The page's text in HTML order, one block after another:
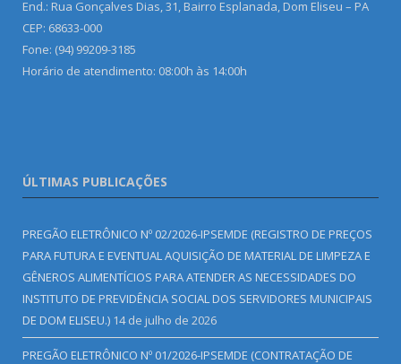
End.: Rua Gonçalves Dias, 31, Bairro Esplanada, Dom Eliseu – PA
CEP: 68633-000
Fone: (94) 99209-3185
Horário de atendimento: 08:00h às 14:00h
ÚLTIMAS PUBLICAÇÕES
PREGÃO ELETRÔNICO Nº 02/2026-IPSEMDE (REGISTRO DE PREÇOS
PARA FUTURA E EVENTUAL AQUISIÇÃO DE MATERIAL DE LIMPEZA E
GÊNEROS ALIMENTÍCIOS PARA ATENDER AS NECESSIDADES DO
INSTITUTO DE PREVIDÊNCIA SOCIAL DOS SERVIDORES MUNICIPAIS
DE DOM ELISEU.) 14 de julho de 2026
PREGÃO ELETRÔNICO Nº 01/2026-IPSEMDE (CONTRATAÇÃO DE